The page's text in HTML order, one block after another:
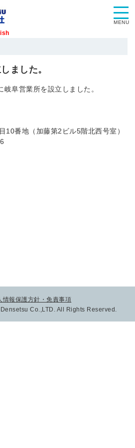
MENU
ました。
阜営業所を設立しました。
10番地（加藤第2ビル5階北西号室）
情報保護方針・免責事項
Co.,LTD. All Rights Reserved.